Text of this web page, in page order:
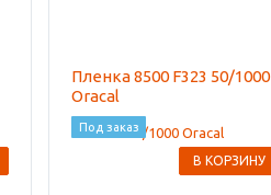
Пленка 8500 F323 50/1000
Oracal
Под заказ
В КОРЗИНУ